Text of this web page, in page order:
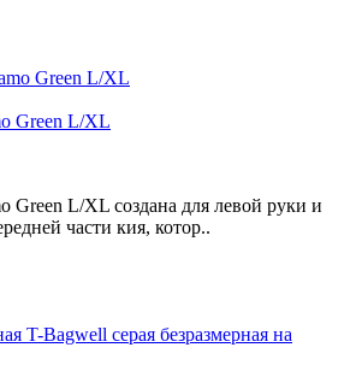
Green L/XL
Green L/XL создана для левой руки и
части кия, котор..